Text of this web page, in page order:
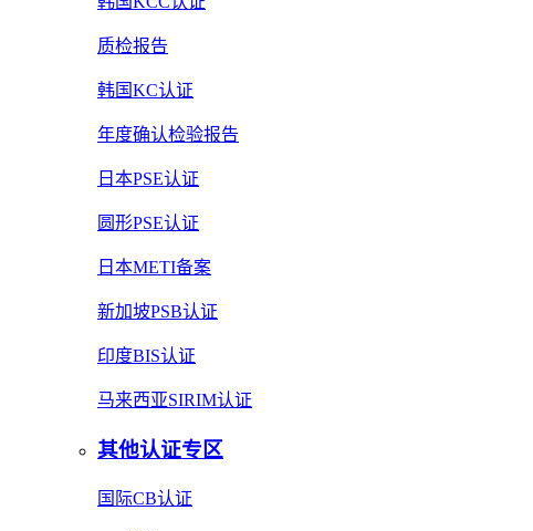
质检报告
韩国KC认证
年度确认检验报告
日本PSE认证
圆形PSE认证
日本METI备案
新加坡PSB认证
印度BIS认证
马来西亚SIRIM认证
其他认证专区
国际CB认证